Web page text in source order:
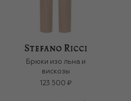
Брюки изо льна и
вискозы
123 500 ₽